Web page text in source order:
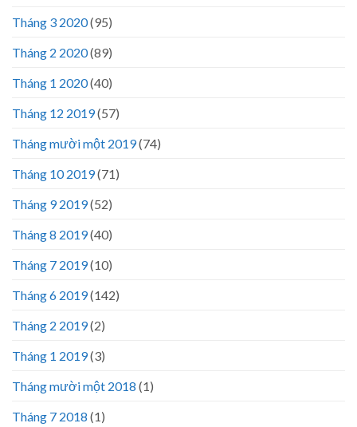
Tháng 3 2020(95)
Tháng 2 2020(89)
Tháng 1 2020(40)
Tháng 12 2019(57)
Tháng mười một 2019(74)
Tháng 10 2019(71)
Tháng 9 2019(52)
Tháng 8 2019(40)
Tháng 7 2019(10)
Tháng 6 2019(142)
Tháng 2 2019(2)
Tháng 1 2019(3)
Tháng mười một 2018 (1)
Tháng 7 2018 (1)